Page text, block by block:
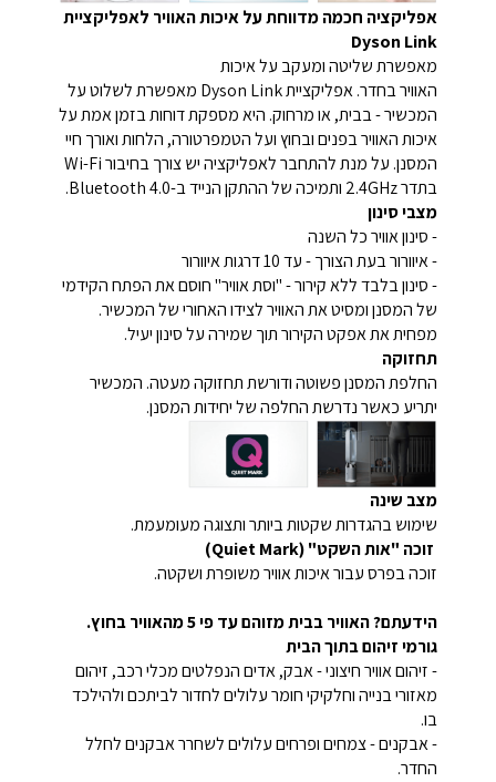
אפליקציה חכמה מדווחת על איכות האוויר לאפליקציית
Dyson Link
מאפשרת שליטה ומעקב על איכות
האוויר בחדר. אפליקציית Dyson Link מאפשרת לשלוט על
המכשיר - בבית, או מרחוק. היא מספקת דוחות בזמן אמת על
איכות האוויר בפנים ובחוץ ועל הטמפרטורה, הלחות ואורך חיי
המסנן. על מנת להתחבר לאפליקציה יש צורך בחיבור Wi-Fi
בתדר 2.4GHz ותמיכה של ההתקן הנייד ב-Bluetooth 4.0.
מצבי סינון
- סינון אוויר כל השנה
- איוורור בעת הצורך - עד 10 דרגות איוורור
- סינון בלבד ללא קירור - "וסת אוויר" חוסם את הפתח הקידמי
של המסנן ומסיט את האוויר לצידו האחורי של המכשיר.
מפחית את אפקט הקירור תוך שמירה על סינון יעיל.
תחזוקה
החלפת המסנן פשוטה ודורשת תחזוקה מעטה. המכשיר
יתריע כאשר נדרשת החלפה של יחידות המסנן.
מצב שינה
שימוש בהגדרות שקטות ביותר ותצוגה מעומעמת.
זוכה "אות השקט" (Quiet Mark)
זוכה בפרס עבור איכות אוויר משופרת ושקטה.
הידעתם? האוויר בבית מזוהם עד פי 5 מהאוויר בחוץ.
גורמי זיהום בתוך הבית
- זיהום אוויר חיצוני - אבק, אדים הנפלטים מכלי רכב, זיהום
מאזורי בנייה וחלקיקי חומר עלולים לחדור לביתכם ולהילכד
בו.
- אבקנים - צמחים ופרחים עלולים לשחרר אבקנים לחלל
החדר.